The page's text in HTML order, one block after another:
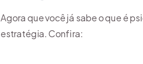
Agora que você já sabe o que é
estratégia. Confira: